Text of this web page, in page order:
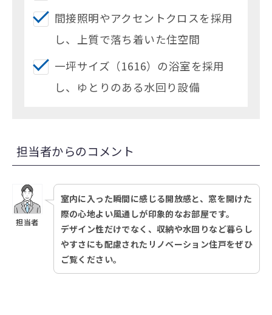
間接照明やアクセントクロスを採用
し、上質で落ち着いた住空間
一坪サイズ（1616）の浴室を採用
し、ゆとりのある水回り設備
担当者からのコメント
担当者
室内に入った瞬間に感じる開放感と、窓を開けた
際の心地よい風通しが印象的なお部屋です。
デザイン性だけでなく、収納や水回りなど暮らし
やすさにも配慮されたリノベーション住戸をぜひ
ご覧ください。